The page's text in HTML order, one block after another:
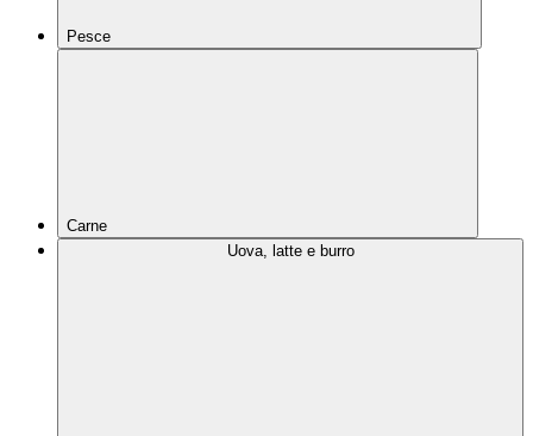
Pesce
Carne
Uova, latte e burro